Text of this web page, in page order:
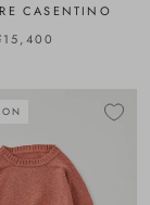
CASENTINO